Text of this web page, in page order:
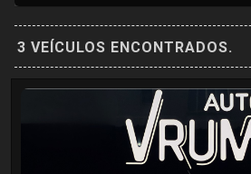
3 VEÍCULOS ENCONTRADOS.